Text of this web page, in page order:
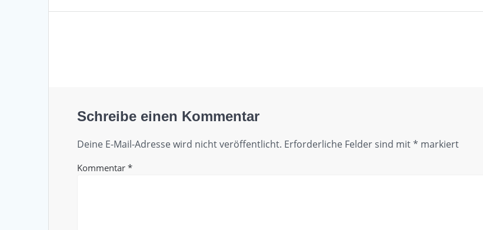
Schreibe einen Kommentar
Deine E-Mail-Adresse wird nicht veröffentlicht. Erforderliche Felder sind mit* markiert
Kommentar*